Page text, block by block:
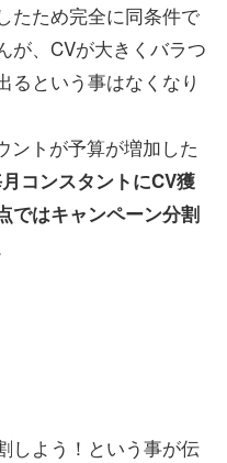
たため完全に同条件で
が、CVが大きくバラつ
るという事はなくなり
ントが予算が増加した
コンスタントにCV獲
ではキャンペーン分割
しよう！という事が伝